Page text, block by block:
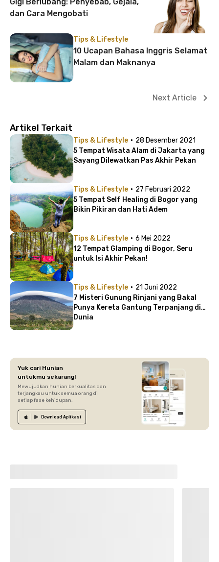
dan Cara Mengobati
Tips & Lifestyle
10 Ucapan Bahasa Inggris Selamat
Malam dan Maknanya
Next Article
Artikel Terkait
Tips & Lifestyle · 28 Desember 2021
5 Tempat Wisata Alam di Jakarta yang
Sayang Dilewatkan Pas Akhir Pekan
Tips & Lifestyle · 27 Februari 2022
5 Tempat Self Healing di Bogor yang
Bikin Pikiran dan Hati Adem
Tips & Lifestyle · 6 Mei 2022
12 Tempat Glamping di Bogor, Seru
untuk Isi Akhir Pekan!
Tips & Lifestyle · 21 Juni 2022
7 Misteri Gunung Rinjani yang Bakal
Punya Kereta Gantung Terpanjang di
Dunia
Yuk cari Hunian
untukmu sekarang!
Mewujudkan hunian berkualitas dan
terjangkau untuk semua orang di
setiap fase kehidupan.
Download Aplikasi